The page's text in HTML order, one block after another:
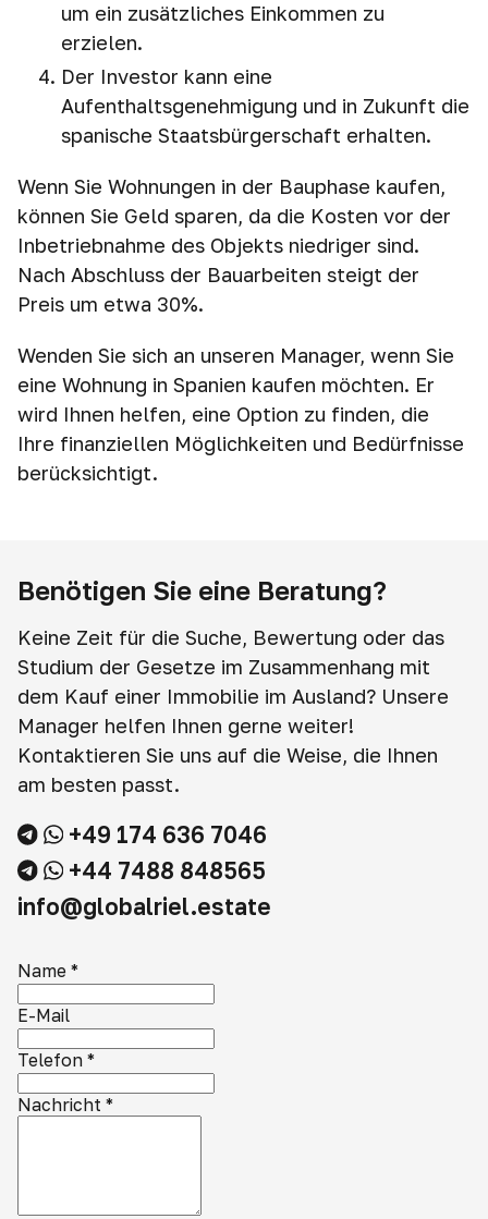
um ein zusätzliches Einkommen zu
erzielen.
Der Investor kann eine
Aufenthaltsgenehmigung und in Zukunft die
spanische Staatsbürgerschaft erhalten.
Wenn Sie Wohnungen in der Bauphase kaufen,
können Sie Geld sparen, da die Kosten vor der
Inbetriebnahme des Objekts niedriger sind.
Nach Abschluss der Bauarbeiten steigt der
Preis um etwa 30%.
Wenden Sie sich an unseren Manager, wenn Sie
eine Wohnung in Spanien kaufen möchten. Er
wird Ihnen helfen, eine Option zu finden, die
Ihre finanziellen Möglichkeiten und Bedürfnisse
berücksichtigt.
Benötigen Sie eine Beratung?
Keine Zeit für die Suche, Bewertung oder das
Studium der Gesetze im Zusammenhang mit
dem Kauf einer Immobilie im Ausland? Unsere
Manager helfen Ihnen gerne weiter!
Kontaktieren Sie uns auf die Weise, die Ihnen
am besten passt.
+49 174 636 7046
+44 7488 848565
info@globalriel.estate
Name *
E-Mail
Telefon *
Nachricht *